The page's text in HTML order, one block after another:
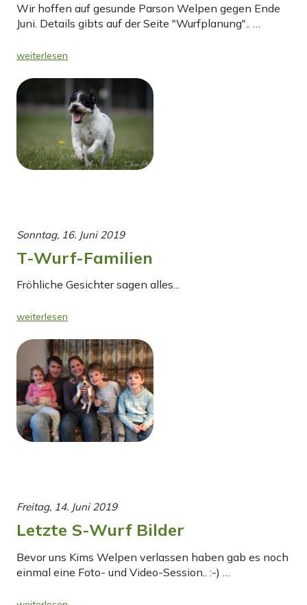
Wir hoffen auf gesunde Parson Welpen gegen Ende
Juni. Details gibts auf der Seite "Wurfplanung".. …
weiterlesen
Sonntag, 16. Juni 2019
T-Wurf-Familien
Fröhliche Gesichter sagen alles...
weiterlesen
Freitag, 14. Juni 2019
Letzte S-Wurf Bilder
Bevor uns Kims Welpen verlassen haben gab es noch
einmal eine Foto- und Video-Session.. :-) …